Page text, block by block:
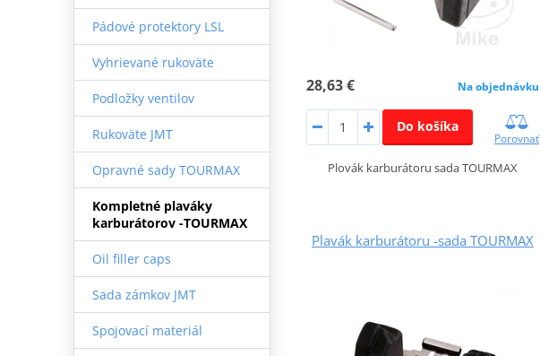
Pádové protektory LSL
Vyhrievané rukoväte
Podložky ventilov
Rukoväte JMT
Opravné sady TOURMAX
Kompletné plaváky
karburátorov -TOURMAX
Oil filler caps
Sada zámkov JMT
Spojovací materiál
28,63 € Na objednávku
Do košíka
Porovnať
Plovák karburátoru sada TOURMAX
Plavák karburátoru -sada TOURMAX